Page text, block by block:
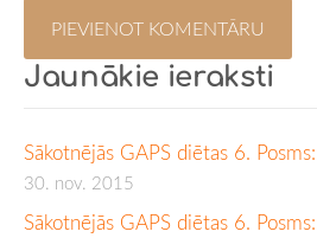
Jaunākie ieraksti
Sākotnējās GAPS diētas 6.
30. nov. 2015
Sākotnējās GAPS diētas 6.